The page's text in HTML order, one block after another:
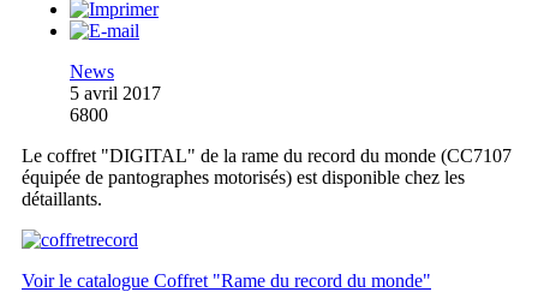
News
5 avril 2017
6800
Le coffret "DIGITAL" de la rame du record du monde (CC7107
équipée de pantographes motorisés) est disponible chez les
détaillants.
Voir le catalogue Coffret "Rame du record du monde"